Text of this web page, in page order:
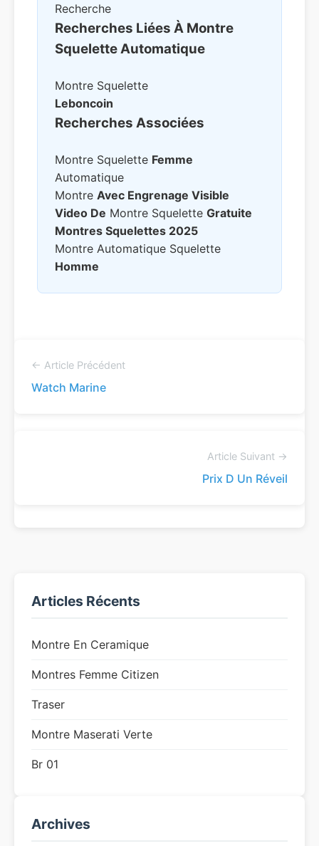
Recherche
Recherches Liées À Montre
Squelette Automatique
Montre Squelette
Leboncoin
Recherches Associées
Montre Squelette Femme
Automatique
Montre Avec Engrenage Visible
Video De Montre Squelette Gratuite
Montres Squelettes 2025
Montre Automatique Squelette
Homme
← Article Précédent
Watch Marine
Article Suivant →
Prix D Un Réveil
Articles Récents
Montre En Ceramique
Montres Femme Citizen
Traser
Montre Maserati Verte
Br 01
Archives